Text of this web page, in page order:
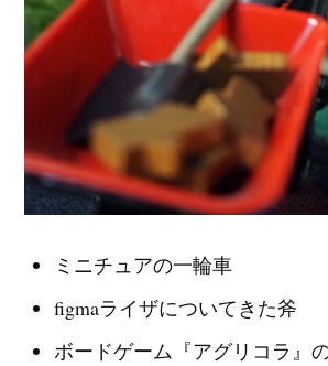
ミニチュアの一輪車
figmaライザについてきた斧
ボードゲーム『アグリコラ』